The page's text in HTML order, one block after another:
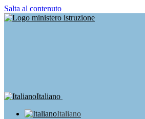
Salta al contenuto
Italiano
Italiano